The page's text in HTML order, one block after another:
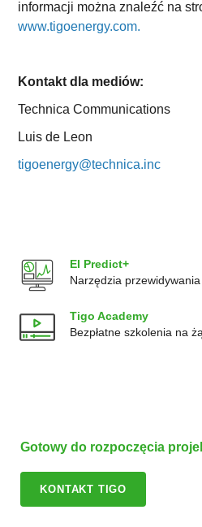
EI Predict+
Narzędzia
Tigo Academy
Bezpłatne szkolenia na
Gotowy do rozpoczęcia
KONTAKT TIGO
informacji można znaleźć na
www.tigoenergy.com.
Kontakt dla mediów:
Technica Communications
Luis de Leon
tigoenergy@technica.inc